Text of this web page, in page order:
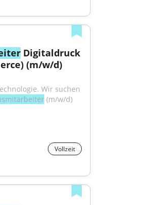
Digitaldruck
(m/w/d)
Wir suchen
(m/w/d)
Vollzeit